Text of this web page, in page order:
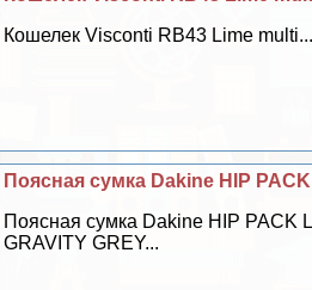
Кошелек Visconti RB43 Lime multi...
Поясная сумка Dakine HIP
Поясная сумка Dakine HIP PACK
GRAVITY GREY...